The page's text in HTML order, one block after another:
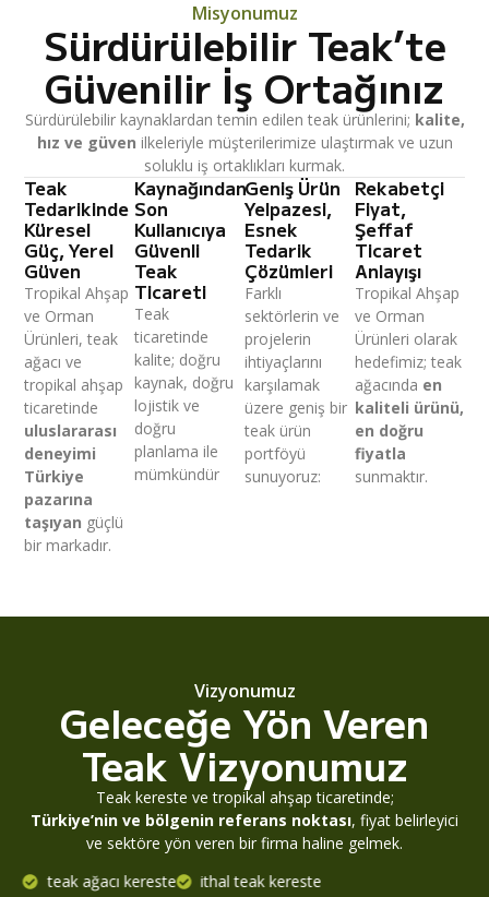
Misyonumuz
Sürdürülebilir Teak’te
Güvenilir İş Ortağınız
Sürdürülebilir kaynaklardan temin edilen teak ürünlerini; kalite,
hız ve güven ilkeleriyle müşterilerimize ulaştırmak ve uzun
soluklu iş ortaklıkları kurmak.
Teak
Tedarikinde
Küresel
Güç, Yerel
Güven
Tropikal Ahşap
ve Orman
Ürünleri, teak
ağacı ve
tropikal ahşap
ticaretinde
uluslararası
deneyimi
Türkiye
pazarına
taşıyan güçlü
bir markadır.
Kaynağından
Son
Kullanıcıya
Güvenli
Teak
Ticareti
Teak
ticaretinde
kalite; doğru
kaynak, doğru
lojistik ve
doğru
planlama ile
mümkündür
Geniş Ürün
Yelpazesi,
Esnek
Tedarik
Çözümleri
Farklı
sektörlerin ve
projelerin
ihtiyaçlarını
karşılamak
üzere geniş bir
teak ürün
portföyü
sunuyoruz:
Rekabetçi
Fiyat,
Şeffaf
Ticaret
Anlayışı
Tropikal Ahşap
ve Orman
Ürünleri olarak
hedefimiz; teak
ağacında en
kaliteli ürünü,
en doğru
fiyatla
sunmaktır.
Vizyonumuz
Geleceğe Yön Veren
Teak Vizyonumuz
Teak kereste ve tropikal ahşap ticaretinde;
Türkiye’nin ve bölgenin referans noktası, fiyat belirleyici
ve sektöre yön veren bir firma haline gelmek.
teak ağacı kereste
ithal teak kereste